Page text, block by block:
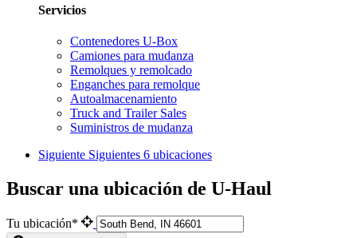
Servicios
Contenedores U-Box
Camiones para mudanza
Remolques y remolcado
Enganches para remolque
Autoalmacenamiento
Truck and Trailer Sales
Suministros de mudanza
Siguiente Siguientes 6 ubicaciones
Buscar una ubicación de U-Haul
Tu ubicación*